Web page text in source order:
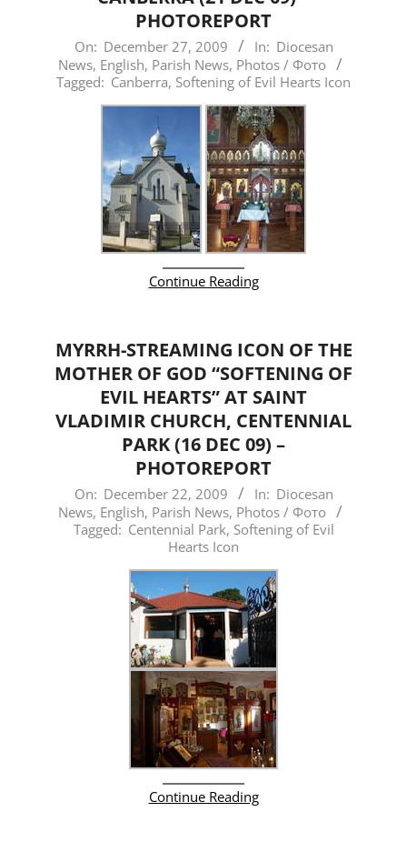
PHOTOREPORT
2009-
12-
27
On: December 27, 2009 In: Diocesan
News, English, Parish News, Photos / Фото
Tagged: Canberra, Softening of Evil Hearts Icon
Continue Reading
MYRRH-STREAMING ICON OF THE
MOTHER OF GOD “SOFTENING OF
EVIL HEARTS” AT SAINT
VLADIMIR CHURCH, CENTENNIAL
PARK (16 DEC 09) –
PHOTOREPORT
2009-
12-
On: December 22, 2009 In: Diocesan
News, English, Parish News, Photos / Фото
Tagged: Centennial Park, Softening of Evil
Hearts Icon
Continue Reading